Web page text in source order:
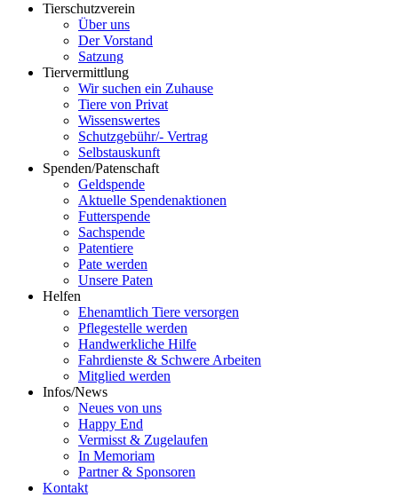
Tierschutzverein
Über uns
Der Vorstand
Satzung
Tiervermittlung
Wir suchen ein Zuhause
Tiere von Privat
Wissenswertes
Schutzgebühr/- Vertrag
Selbstauskunft
Spenden/Patenschaft
Geldspende
Aktuelle Spendenaktionen
Futterspende
Sachspende
Patentiere
Pate werden
Unsere Paten
Helfen
Ehenamtlich Tiere versorgen
Pflegestelle werden
Handwerkliche Hilfe
Fahrdienste & Schwere Arbeiten
Mitglied werden
Infos/News
Neues von uns
Happy End
Vermisst & Zugelaufen
In Memoriam
Partner & Sponsoren
Kontakt